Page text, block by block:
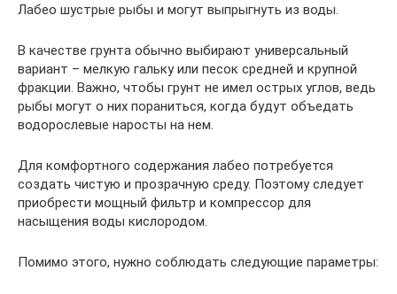
Лабео шустрые рыбы и могут выпрыгнуть из воды.
В качестве грунта обычно выбирают универсальный
вариант – мелкую гальку или песок средней и крупной
фракции. Важно, чтобы грунт не имел острых углов, ведь
рыбы могут о них пораниться, когда будут объедать
водорослевые наросты на нем.
Для комфортного содержания лабео потребуется
создать чистую и прозрачную среду. Поэтому следует
приобрести мощный фильтр и компрессор для
насыщения воды кислородом.
Помимо этого, нужно соблюдать следующие параметры: